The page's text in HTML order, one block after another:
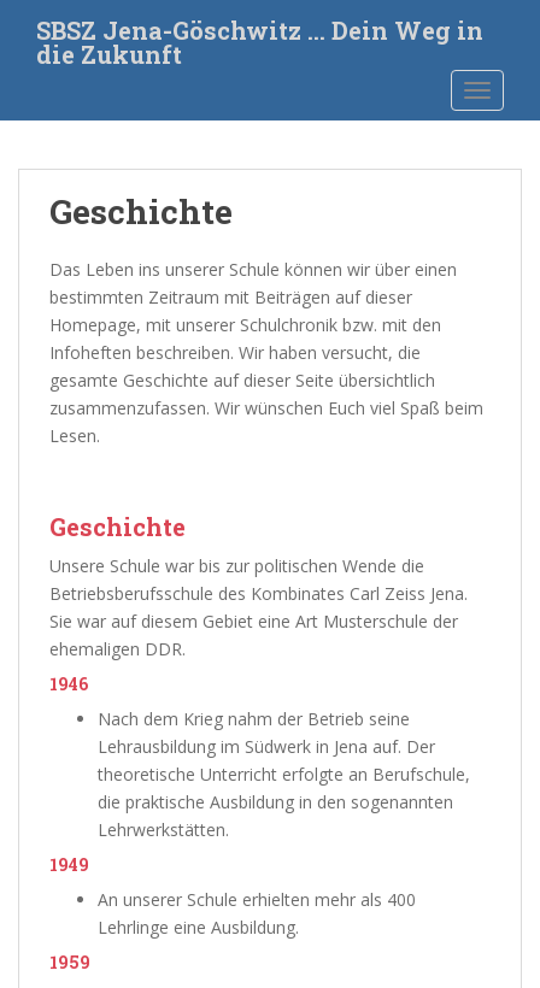
t
SBSZ Jena-Göschwitz … Dein Weg in
die Zukunft
Geschichte
Das Leben ins unserer Schule können wir über einen
bestimmten Zeitraum mit Beiträgen auf dieser
Homepage, mit unserer Schulchronik bzw. mit den
Infoheften beschreiben. Wir haben versucht, die
gesamte Geschichte auf dieser Seite übersichtlich
zusammenzufassen. Wir wünschen Euch viel Spaß beim
Lesen.
Geschichte
Unsere Schule war bis zur politischen Wende die
Betriebsberufsschule des Kombinates Carl Zeiss Jena.
Sie war auf diesem Gebiet eine Art Musterschule der
ehemaligen DDR.
1946
Nach dem Krieg nahm der Betrieb seine
Lehrausbildung im Südwerk in Jena auf. Der
theoretische Unterricht erfolgte an Berufschule,
die praktische Ausbildung in den sogenannten
Lehrwerkstätten.
1949
An unserer Schule erhielten mehr als 400
Lehrlinge eine Ausbildung.
1959